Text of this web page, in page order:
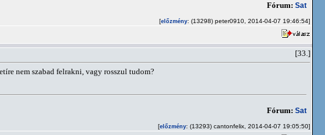
Fórum: Sat
[előzmény: (13298) peter0910, 2014-04-07 19:46:54]
[33.]
nem szabad felrakni, vagy rosszul tudom?
Fórum: Sat
[előzmény: (13293) cantonfelix, 2014-04-07 19:05:50]